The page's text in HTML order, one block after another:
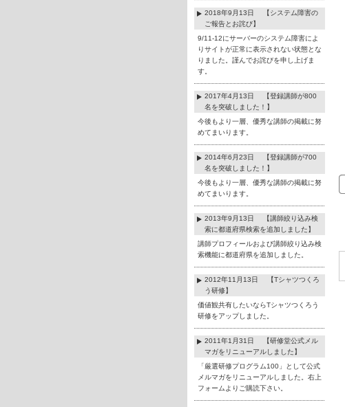
2018年9月13日 【システム障害の
ご報告とお詫び】
9/11-12にサーバーのシステム障害によ
りサイトが正常に表示されない状態とな
りました。謹んでお詫びを申し上げま
す。
2017年4月13日 【登録講師が800
名を突破しました！】
今後もより一層、優秀な講師の掲載に努
めてまいります。
2014年6月23日 【登録講師が700
名を突破しました！】
今後もより一層、優秀な講師の掲載に努
めてまいります。
2013年9月13日 【講師絞り込み検
索に都道府県検索を追加しました】
講師プロフィールおよび講師絞り込み検
索機能に都道府県を追加しました。
2012年11月13日 【Tシャツつくろ
う研修】
価値観共有したいならTシャツつくろう
研修をアップしました。
2011年1月31日 【研修堂公式メル
マガをリニューアルしました】
「厳選研修プログラム100」として公式
メルマガをリニューアルしました。右上
フォームよりご購読下さい。